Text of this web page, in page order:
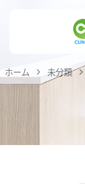
私達の理念
医師紹介
ホーム 未分類